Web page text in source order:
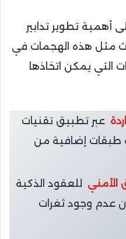
أهمية تطوير تدابير
مثل هذه الهجمات في
التي يمكن اتخاذها
عبر تطبيق تقنيات
طبقات إضافية من
الأمني للعقود الذكية
عدم وجود ثغرات